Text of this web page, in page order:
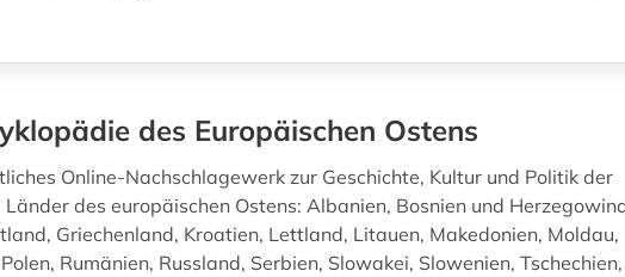
des Europäischen Ostens
Online-Nachschlagewerk zur Geschichte, Kultur und Politik der
des europäischen Ostens: Albanien, Bosnien und
Griechenland, Kroatien, Lettland, Litauen, Makedonien, Moldau,
Rumänien, Russland, Serbien, Slowakei, Slowenien, Tschechien,